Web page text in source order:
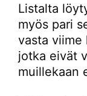
Listalta
myös pari
vasta viime
jotka eivät
muillekaan